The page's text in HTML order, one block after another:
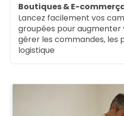
Boutiques & E-
Lancez facilement vos
groupées pour augmenter
gérer les commandes, les
logistique